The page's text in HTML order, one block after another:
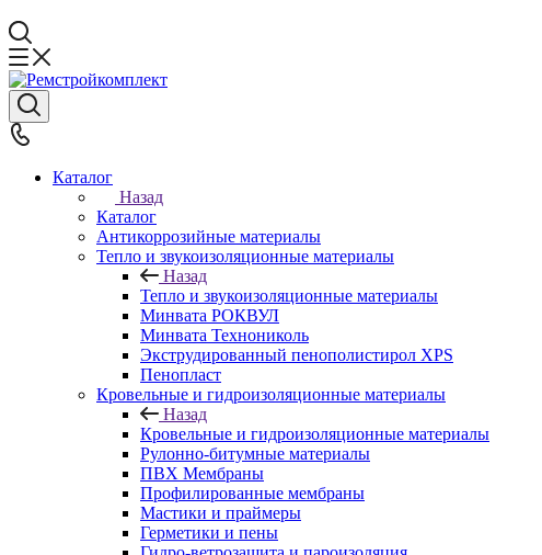
Каталог
Назад
Каталог
Антикоррозийные материалы
Тепло и звукоизоляционные материалы
Назад
Тепло и звукоизоляционные материалы
Минвата РОКВУЛ
Минвата Технониколь
Экструдированный пенополистирол XPS
Пенопласт
Кровельные и гидроизоляционные материалы
Назад
Кровельные и гидроизоляционные материалы
Рулонно-битумные материалы
ПВХ Мембраны
Профилированные мембраны
Мастики и праймеры
Герметики и пены